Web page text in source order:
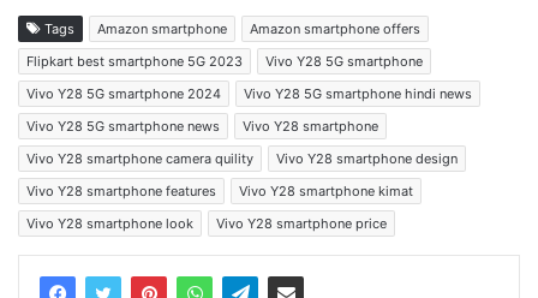
Tags Amazon smartphone
Amazon smartphone offers
Flipkart best smartphone 5G 2023
Vivo Y28 5G smartphone
Vivo Y28 5G smartphone 2024
Vivo Y28 5G smartphone hindi news
Vivo Y28 5G smartphone news
Vivo Y28 smartphone
Vivo Y28 smartphone camera quility
Vivo Y28 smartphone design
Vivo Y28 smartphone features
Vivo Y28 smartphone kimat
Vivo Y28 smartphone look
Vivo Y28 smartphone price